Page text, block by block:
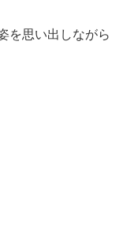
を思い出しながら